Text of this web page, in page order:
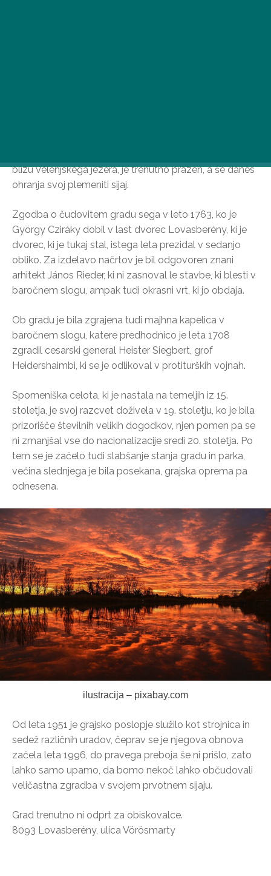
blizu Velenjskega jezera, je trenutno prazen, a še danes
ohranja svoj plemeniti sijaj.
Zgodba o čudovitem gradu sega v leto 1763, ko je
György Cziráky dobil v last dvorec Lovasberény, ki je
dvorec, ki je tukaj stal, istega leta prezidal v sedanjo
obliko. Za izdelavo načrtov je bil odgovoren znani
arhitekt János Rieder, ki ni zasnoval le stavbe, ki blesti v
baročnem slogu, ampak tudi okrasni vrt, ki jo obdaja.
Ob gradu je bila zgrajena tudi majhna kapelica v
baročnem slogu, katere predhodnico je leta 1708
zgradil cesarski general Heister Siegbert, grof
Heidershaimbi, ki se je odlikoval v protiturških vojnah.
Spomeniška celota, ki je nastala na temeljih iz 15.
stoletja, je svoj razcvet doživela v 19. stoletju, ko je bila
prizorišče številnih velikih dogodkov, njen pomen pa se
ni zmanjšal vse do nacionalizacije sredi 20. stoletja. Po
tem se je začelo tudi slabšanje stanja gradu in parka,
večina slednjega je bila posekana, grajska oprema pa
odnesena.
ilustracija – pixabay.com
Od leta 1951 je grajsko poslopje služilo kot strojnica in
sedež različnih uradov, čeprav se je njegova obnova
začela leta 1996, do pravega preboja še ni prišlo, zato
lahko samo upamo, da bomo nekoč lahko občudovali
veličastna zgradba v svojem prvotnem sijaju.
Grad trenutno ni odprt za obiskovalce.
8093 Lovasberény, ulica Vörösmarty